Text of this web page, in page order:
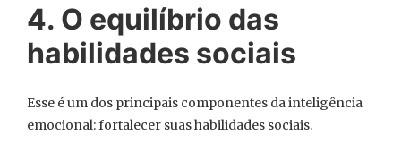
4. O equilíbrio das
habilidades sociais
Esse é um dos principais componentes da inteligência
emocional: fortalecer suas habilidades sociais.